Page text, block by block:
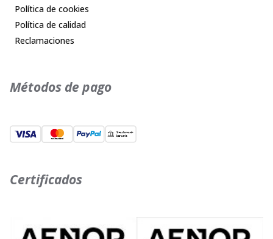
Política de cookies
Política de calidad
Reclamaciones
Métodos de pago
Certificados